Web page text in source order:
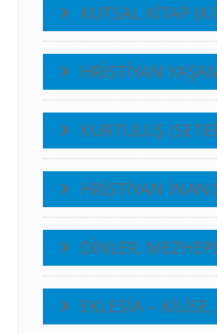
KUTSAL KİTAP
HRİSTİYAN
KURTULUŞ
HRİSTİYAN
DİNLER,
EKLESİA –